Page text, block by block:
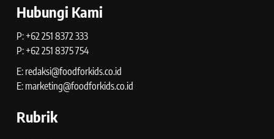
Hubungi Kami
P: +62 251 8372 333
P: +62 251 8375 754
E: redaksi@foodforkids.co.id
E: marketing@foodforkids.co.id
Rubrik